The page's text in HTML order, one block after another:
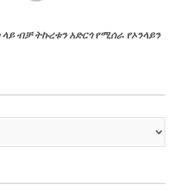
ብቻ ትኩረቱን አድርጎ የሚሰራ የኦንላይን